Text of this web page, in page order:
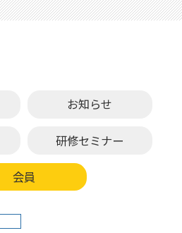
お知らせ
研修セミナー
会員